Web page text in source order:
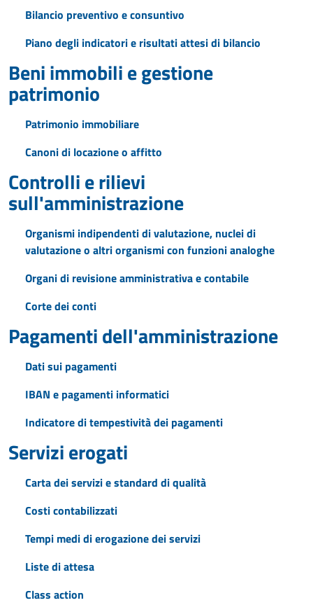
Bilancio preventivo e consuntivo
Piano degli indicatori e risultati attesi di bilancio
Beni immobili e gestione
patrimonio
Patrimonio immobiliare
Canoni di locazione o affitto
Controlli e rilievi
sull'amministrazione
Organismi indipendenti di valutazione, nuclei di
valutazione o altri organismi con funzioni analoghe
Organi di revisione amministrativa e contabile
Corte dei conti
Pagamenti dell'amministrazione
Dati sui pagamenti
IBAN e pagamenti informatici
Indicatore di tempestività dei pagamenti
Servizi erogati
Carta dei servizi e standard di qualità
Costi contabilizzati
Tempi medi di erogazione dei servizi
Liste di attesa
Class action